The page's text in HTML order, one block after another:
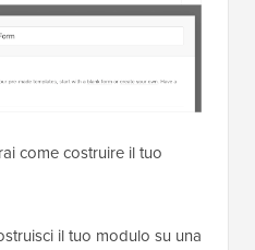
come costruire il tuo
il tuo modulo su una